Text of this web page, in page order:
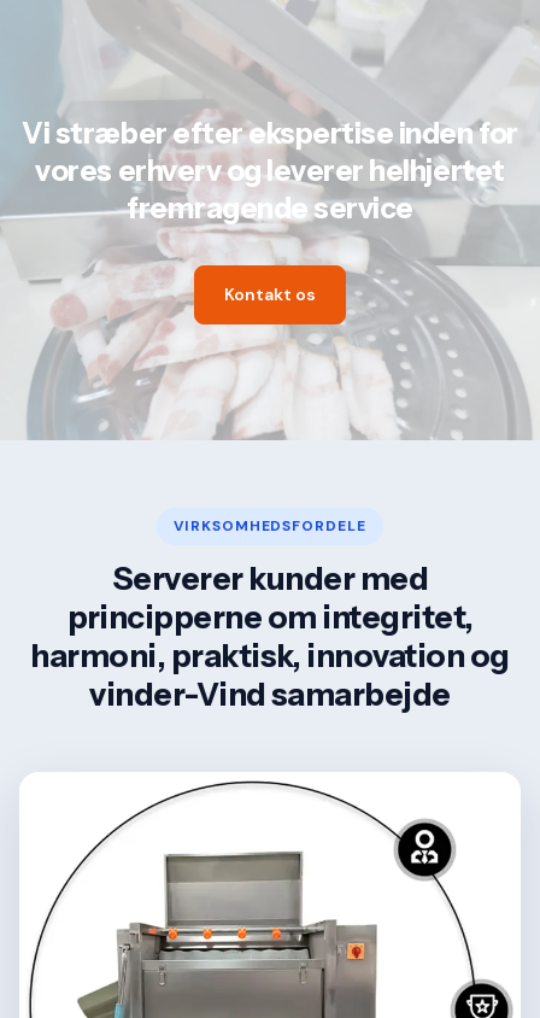
Vi stræber efter ekspertise inden for
vores erhverv og leverer helhjertet
fremragende service
Kontakt os
VIRKSOMHEDSFORDELE
Serverer kunder med
principperne om integritet,
harmoni, praktisk, innovation og
vinder-Vind samarbejde